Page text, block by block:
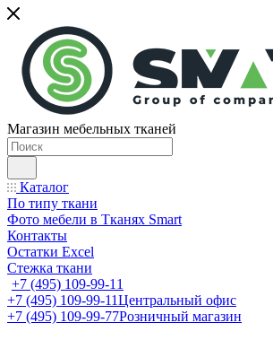
Магазин мебельных тканей
Каталог
По типу ткани
Фото мебели в Тканях Smart
Контакты
Остатки Excel
Стежка ткани
+7 (495) 109-99-11
+7 (495) 109-99-11Центральный офис
+7 (495) 109-99-77Розничный магазин